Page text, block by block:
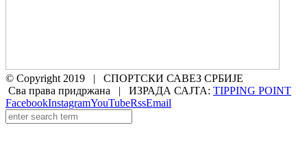
© Copyright 2019 | СПОРТСКИ САВЕЗ СРБИЈЕ
Сва права придржана | ИЗРАДА САЈТА: TIPPING POINT
FacebookInstagramYouTubeRssEmail